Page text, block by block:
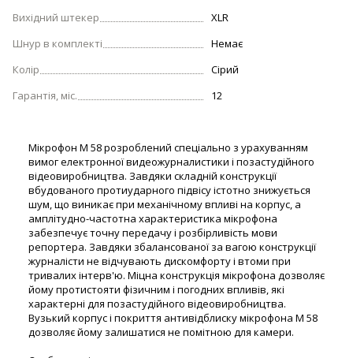
Вихідний штекер
XLR
Шнур в комплекті
Немає
Колір
Сірий
Гарантія, міс.
12
Мікрофон M 58 розроблений спеціально з урахуванням
вимог електронної видеожурналистики і позастудійного
відеовиробництва. Завдяки складній конструкції
вбудованого протиударного підвісу істотно знижується
шум, що виникає при механічному впливі на корпус, а
амплітудно-частотна характеристика мікрофона
забезпечує точну передачу і розбірливість мови
репортера. Завдяки збалансованої за вагою конструкції
журналісти не відчувають дискомфорту і втоми при
тривалих інтерв'ю. Міцна конструкція мікрофона дозволяє
йому протистояти фізичним і погодних впливів, які
характерні для позастудійного відеовиробництва.
Вузький корпус і покриття антивідблиску мікрофона M 58
дозволяє йому залишатися не помітною для камери.